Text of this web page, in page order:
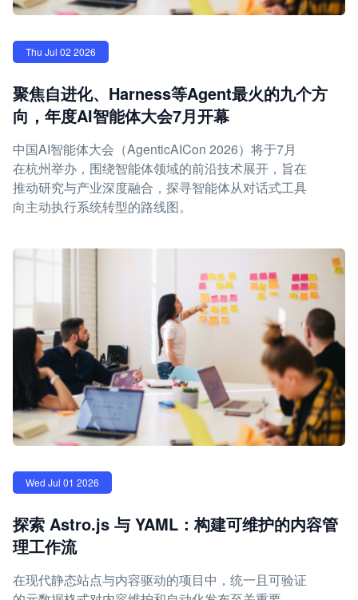
Thu Jul 02 2026
聚焦自进化、Harness等Agent最火的九个方
向，年度AI智能体大会7月开幕
中国AI智能体大会（AgenticAICon 2026）将于7月
在杭州举办，围绕智能体领域的前沿技术展开，旨在
推动研究与产业深度融合，探寻智能体从对话式工具
向主动执行系统转型的路线图。
Wed Jul 01 2026
探索 Astro.js 与 YAML：构建可维护的内容管
理工作流
在现代静态站点与内容驱动的项目中，统一且可验证